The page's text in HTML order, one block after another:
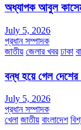
অধ্যাপক আবুল
July 5, 2026
প্রধান সম্পাদক
জাতীয় জেলার খবর ঢাকা
বন্ধ হয়ে গেল
July 5, 2026
প্রধান সম্পাদক
খেলা জাতীয় বাংলাদেশ